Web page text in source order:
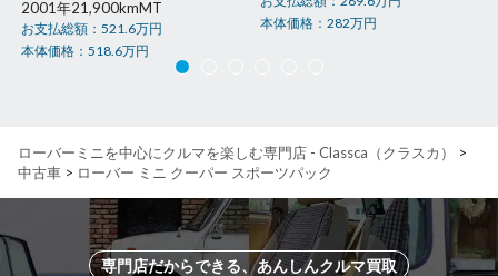
2001年21,900kmMT
お支払総額： 521.6万円
本体価格： 518.6万円
本体価格： 282万円
ローバーミニを中心にクルマを楽しむ専門店 - Classca（クラスカ）
>
中古車 > ローバー ミニ クーパー スポーツパック
専門店だからできる、あんしんクルマ買取